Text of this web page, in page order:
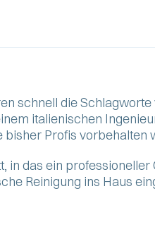
schnell die
italienischen
Profis vorbehalten
das ein
Reinigung ins Haus